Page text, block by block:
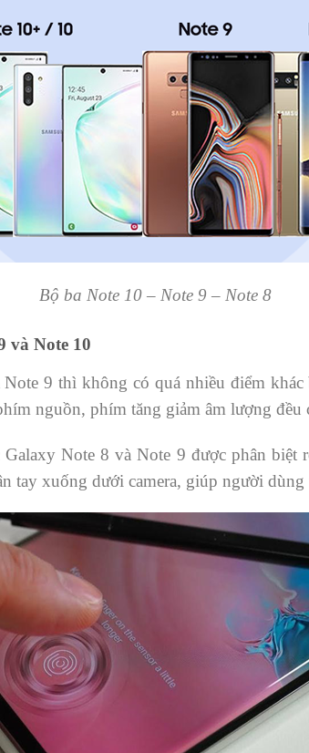
Bộ ba Note 10 – Note 9 – Note 8
và Note 10
Note 9 thì không có quá nhiều điểm
nguồn, phím tăng giảm âm lượng đều
Note 8 và Note 9 được phân biệt
tay xuống dưới camera, giúp người